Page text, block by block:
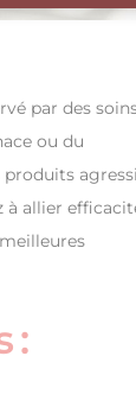
par des
ou du
à allier
: